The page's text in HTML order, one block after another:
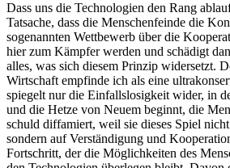
Dass uns die Technologien den Rang
Tatsache, dass die Menschenfeinde die
sogenannten Wettbewerb über die
hier zum Kämpfer werden und schädigt
alles, was sich diesem Prinzip widersetzt.
Wirtschaft empfinde ich als eine
spiegelt nur die Einfallslosigkeit wider, in
und die Hetze von Neuem beginnt, die
schuld diffamiert, weil sie dieses Spiel
sondern auf Verständigung und
Fortschritt, der die Möglichkeiten des